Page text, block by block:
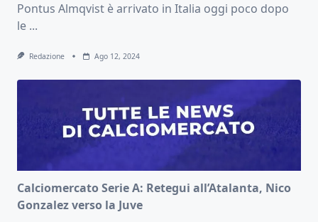
Pontus Almqvist è arrivato in Italia oggi poco dopo
le ...
Redazione Ago 12, 2024
Calciomercato Serie A: Retegui all’Atalanta, Nico
Gonzalez verso la Juve